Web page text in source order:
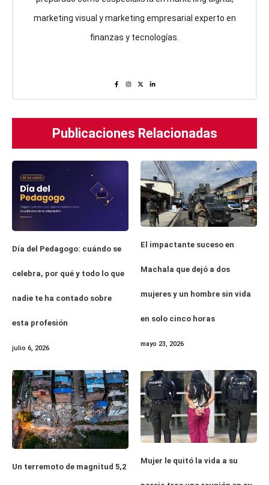
marketing visual y marketing empresarial experto en
finanzas y tecnologías.
Publicaciones Relacionadas
Día del Pedagogo: cuándo se
celebra, por qué y todo lo que
nadie te ha contado sobre
esta profesión
julio 6, 2026
El impactante suceso en
Machala que dejó a dos
mujeres y un hombre sin vida
en solo cinco horas
mayo 23, 2026
Un terremoto de magnitud 5,2
Mujer le quitó la vida a su